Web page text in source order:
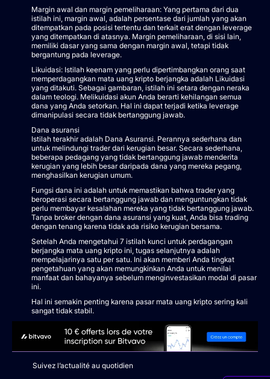
Margin awal dan margin pemeliharaan: Yang pertama dari dua
istilah ini, margin awal, adalah persentase dari jumlah yang akan
ditempatkan pada posisi tertentu dan terkait erat dengan leverage
yang ditempatkan di atasnya. Margin pemeliharaan, di sisi lain,
memiliki dasar yang sama dengan margin awal, tetapi tidak
bergantung pada leverage.
Likuidasi: Istilah keenam yang perlu dipertimbangkan orang saat
memperdagangkan mata uang kripto berjangka adalah Likuidasi
yang ditakuti. Sebagai gambaran, istilah ini setara dengan neraka
dalam teologi. Melikuidasi akun Anda berarti kehilangan semua
dana yang Anda setorkan. Hal ini dapat terjadi ketika leverage
dimanipulasi secara tidak bertanggung jawab.
Dana asuransi
Istilah terakhir adalah Dana Asuransi. Perannya sederhana dan
untuk melindungi trader dari kerugian besar. Secara sederhana,
beberapa pedagang yang tidak bertanggung jawab menderita
kerugian yang lebih besar daripada dana yang mereka pegang,
menghasilkan kerugian umum.
Fungsi dana ini adalah untuk memastikan bahwa trader yang
beroperasi secara bertanggung jawab dan menguntungkan tidak
perlu membayar kesalahan mereka yang tidak bertanggung jawab.
Tanpa broker dengan dana asuransi yang kuat, Anda bisa trading
dengan tenang karena tidak ada risiko kerugian bersama.
Setelah Anda mengetahui 7 istilah kunci untuk perdagangan
berjangka mata uang kripto ini, tugas selanjutnya adalah
mempelajarinya satu per satu. Ini akan memberi Anda tingkat
pengetahuan yang akan memungkinkan Anda untuk menilai
manfaat dan bahayanya sebelum menginvestasikan modal di pasar
ini.
Hal ini semakin penting karena pasar mata uang kripto sering kali
sangat tidak stabil.
Suivez l’actualité au quotidien